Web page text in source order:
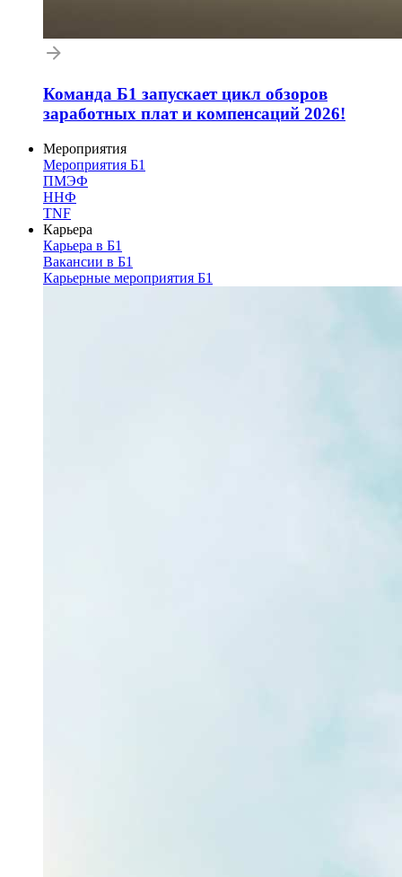
Команда Б1 запускает цикл обзоров
заработных плат и компенсаций 2026!
Мероприятия
Мероприятия Б1
ПМЭФ
ННФ
TNF
Карьера
Карьера в Б1
Вакансии в Б1
Карьерные мероприятия Б1